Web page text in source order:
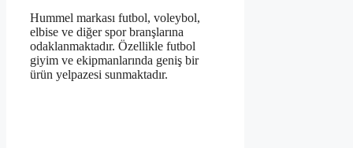
Hummel markası futbol, voleybol,
elbise ve diğer spor branşlarına
odaklanmaktadır. Özellikle futbol
giyim ve ekipmanlarında geniş bir
ürün yelpazesi sunmaktadır.